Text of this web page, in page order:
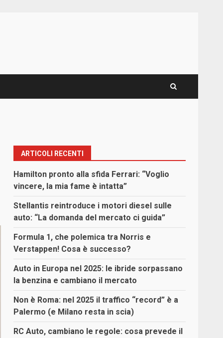
ARTICOLI RECENTI
Hamilton pronto alla sfida Ferrari: “Voglio
vincere, la mia fame è intatta”
Stellantis reintroduce i motori diesel sulle
auto: “La domanda del mercato ci guida”
Formula 1, che polemica tra Norris e
Verstappen! Cosa è successo?
Auto in Europa nel 2025: le ibride sorpassano
la benzina e cambiano il mercato
Non è Roma: nel 2025 il traffico “record” è a
Palermo (e Milano resta in scia)
RC Auto, cambiano le regole: cosa prevede il